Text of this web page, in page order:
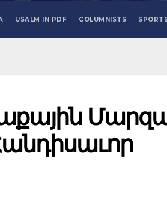
USALM IN PDF COLUMNISTS